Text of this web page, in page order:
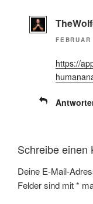
https://
Schreibe einen
Deine E-Mail-
Felder sind mit*